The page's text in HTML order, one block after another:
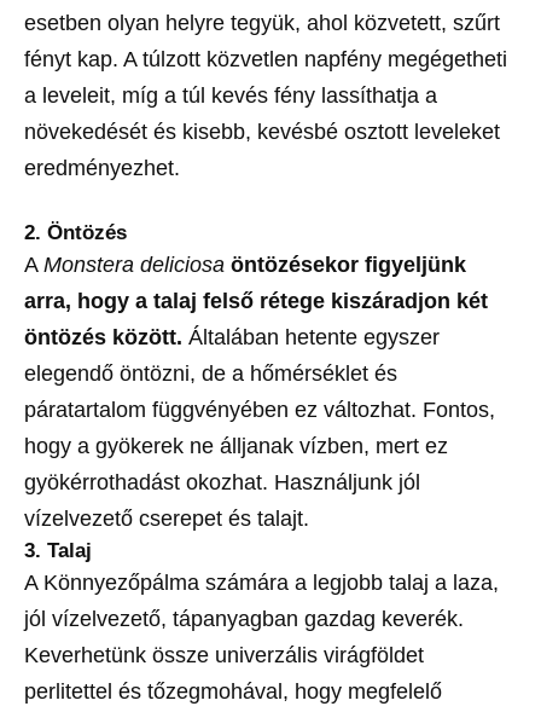
esetben olyan helyre tegyük, ahol közvetett, szűrt
fényt kap. A túlzott közvetlen napfény megégetheti
a leveleit, míg a túl kevés fény lassíthatja a
növekedését és kisebb, kevésbé osztott leveleket
eredményezhet.
2. Öntözés
A Monstera deliciosa öntözésekor figyeljünk
arra, hogy a talaj felső rétege kiszáradjon két
öntözés között. Általában hetente egyszer
elegendő öntözni, de a hőmérséklet és
páratartalom függvényében ez változhat. Fontos,
hogy a gyökerek ne álljanak vízben, mert ez
gyökérrothadást okozhat. Használjunk jól
vízelvezető cserepet és talajt.
3. Talaj
A Könnyezőpálma számára a legjobb talaj a laza,
jól vízelvezető, tápanyagban gazdag keverék.
Keverhetünk össze univerzális virágföldet
perlitettel és tőzegmohával, hogy megfelelő